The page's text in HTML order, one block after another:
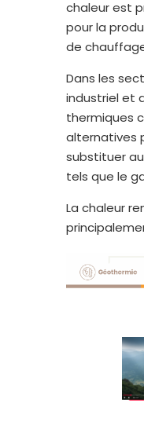
chaleur est
pour la
de
Dans les
industriel et
thermiques
alternatives
substituer
tels que le
La chaleur